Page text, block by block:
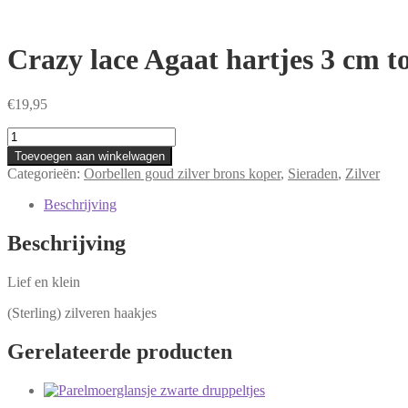
Crazy lace Agaat hartjes 3 cm
€19,95
Crazy
lace
Agaat
hartjes
totaal
aantal
Toevoegen aan winkelwagen
Categorieën: Oorbellen goud zilver brons koper, Sieraden, Zilver
Beschrijving
Beschrijving
Lief en klein
(Sterling) zilveren haakjes
Gerelateerde producten